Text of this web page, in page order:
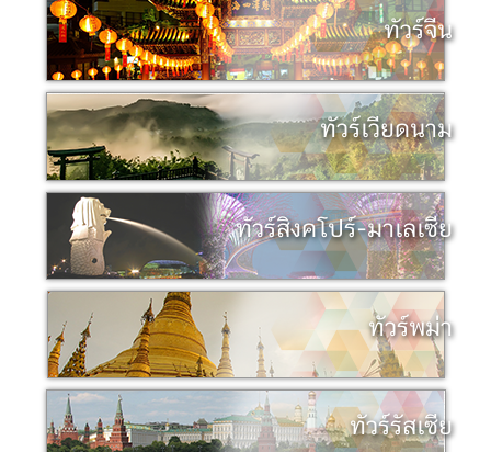
ทัวร์จีน
ทัวร์เวียดนาม
ทัวร์สิงคโปร์-มาเลเซีย
ทัวร์พม่า
ทัวร์รัสเซีย